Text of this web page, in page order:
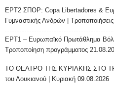
ΕΡΤ2 ΣΠΟΡ: Copa Libertadores &
Γυμναστικής Ανδρών |
ΕΡΤ1 – Ευρωπαϊκό Πρωτάθλημα
Τροποποίηση προγράμματος
ΤΟ ΘΕΑΤΡΟ ΤΗΣ ΚΥΡΙΑΚΗΣ ΣΤΟ
του Λουκιανού | Κυριακή 09.08.2026